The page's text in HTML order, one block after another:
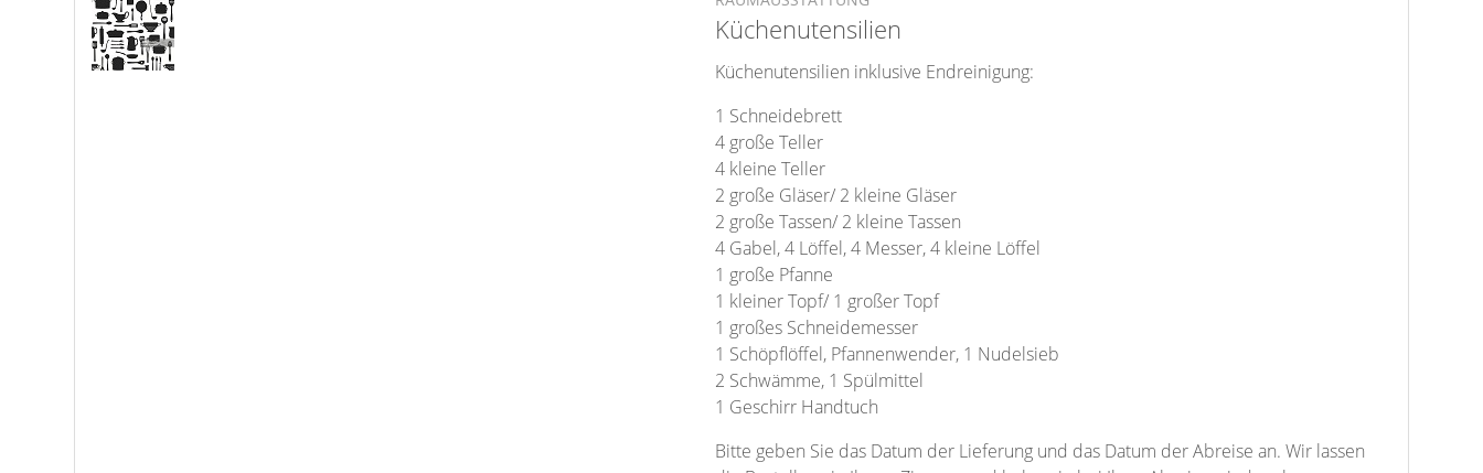
Küchenutensilien
Küchenutensilien inklusive Endreinigung:
1 Schneidebrett
4 große Teller
4 kleine Teller
2 große Gläser/ 2 kleine Gläser
2 große Tassen/ 2 kleine Tassen
4 Gabel, 4 Löffel, 4 Messer, 4 kleine Löffel
1 große Pfanne
1 kleiner Topf/ 1 großer Topf
1 großes Schneidemesser
1 Schöpflöffel, Pfannenwender, 1 Nudelsieb
2 Schwämme, 1 Spülmittel
1 Geschirr Handtuch
Bitte geben Sie das Datum der Lieferung und das Datum der Abreise an. Wir lassen